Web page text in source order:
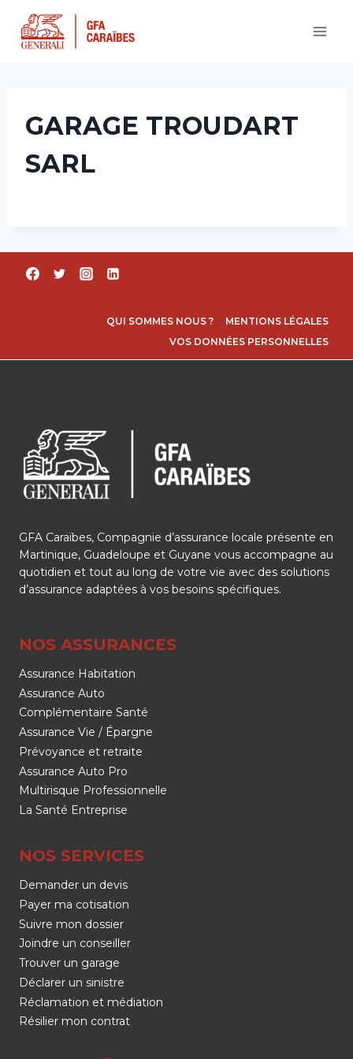
contenu
GARAGE TROUDART
SARL
QUI SOMMES NOUS ?
MENTIONS LÉGALES
VOS DONNÉES PERSONNELLES
GFA Caraïbes, Compagnie d’assurance locale présente en
Martinique, Guadeloupe et Guyane vous accompagne au
quotidien et tout au long de votre vie avec des solutions
d’assurance adaptées à vos besoins spécifiques.
NOS ASSURANCES
Assurance Habitation
Assurance Auto
Complémentaire Santé
Assurance Vie / Épargne
Prévoyance et retraite
Assurance Auto Pro
Multirisque Professionnelle
La Santé Entreprise
NOS SERVICES
Demander un devis
Payer ma cotisation
Suivre mon dossier
Joindre un conseiller
Trouver un garage
Déclarer un sinistre
Réclamation et médiation
Résilier mon contrat